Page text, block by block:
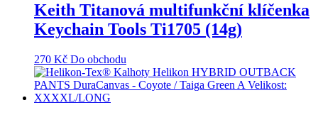
Keith Titanová multifunkční klíčenka
Keychain Tools Ti1705 (14g)
270 Kč Do obchodu